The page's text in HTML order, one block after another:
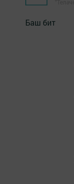
Баш бит